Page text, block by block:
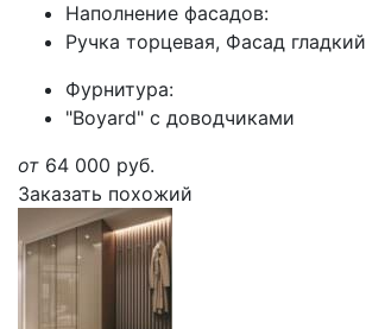
Наполнение фасадов:
Ручка торцевая, Фасад гладкий
Фурнитура:
"Boyard" с доводчиками
от 64 000 руб.
Заказать похожий